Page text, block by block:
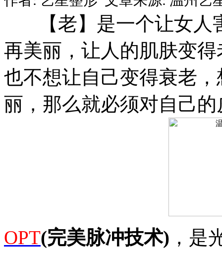
【老】是一个让女人
再美丽，让人的肌肤变
也不想让自己变得衰老
丽，那么就必须对自己
OPT(完美脉冲技术) ，是